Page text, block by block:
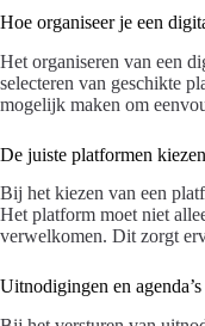
Hoe organiseer je een
Het organiseren van een
selecteren van geschikte
mogelijk maken om
De juiste platformen kiezen
Bij het kiezen van een
Het platform moet niet
verwelkomen. Dit zorgt
Uitnodigingen en agenda’s